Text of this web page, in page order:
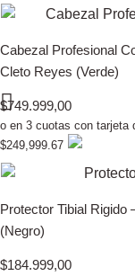
Cabezal Profesional
Cleto Reyes (Verde)
$749.999,00
o en 3 cuotas con tarjeta
$249,999.67
Protector Tibial Rigido
(Negro)
$184.999,00